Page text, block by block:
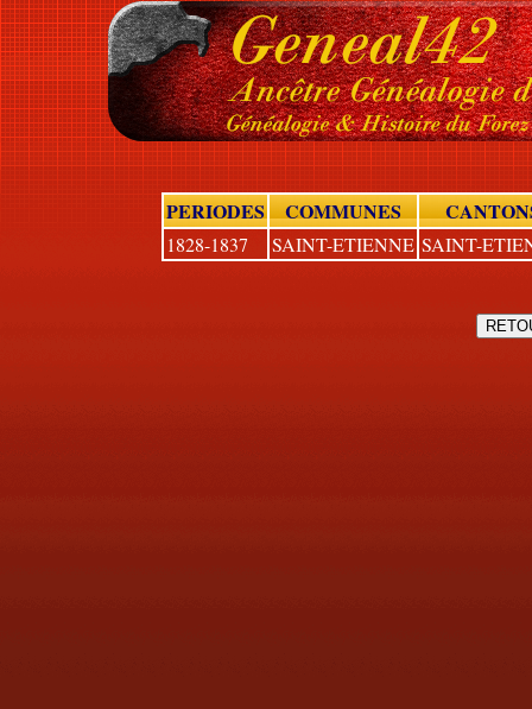
PERIODES COMMUNES
1828-1837 SAINT-ETIENNE SAINT-